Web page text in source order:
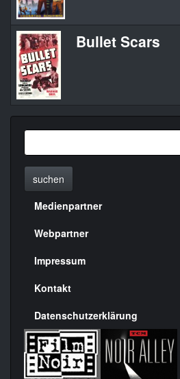
Bullet Scars
suchen
Menülinks
rechte
Seite
Medienpartner
Webpartner
Impressum
Kontakt
Datenschutzerklärung